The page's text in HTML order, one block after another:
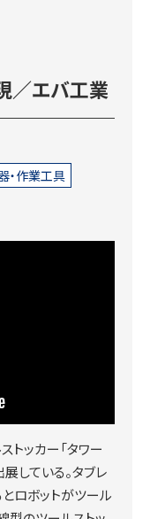
／エバ工業
・作業工具
トッカー「タワー
している。タブレ
ロボットがツール